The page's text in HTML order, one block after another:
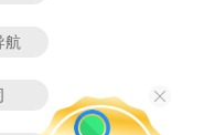
航